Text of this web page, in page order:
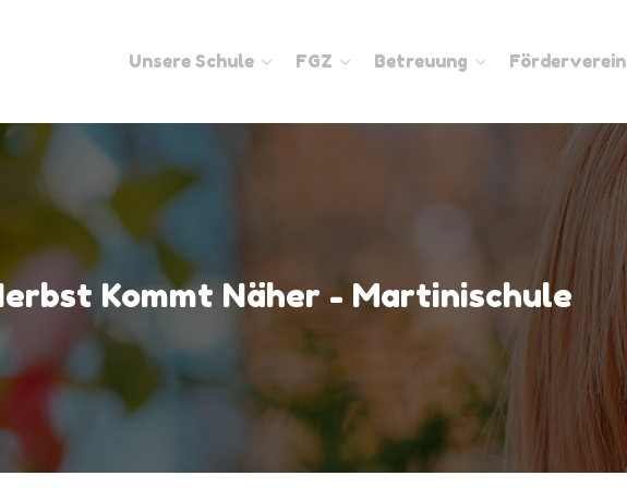
Unsere Schule FGZ Betreuung Förderverein
Kommt Näher - Martinischule